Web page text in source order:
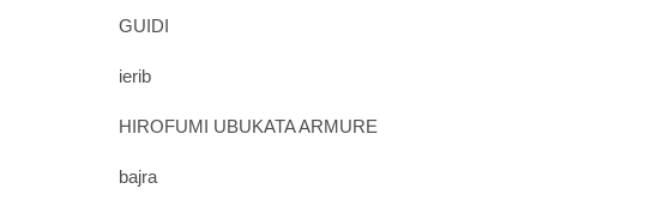
GUIDI
ierib
HIROFUMI UBUKATA ARMURE
bajra